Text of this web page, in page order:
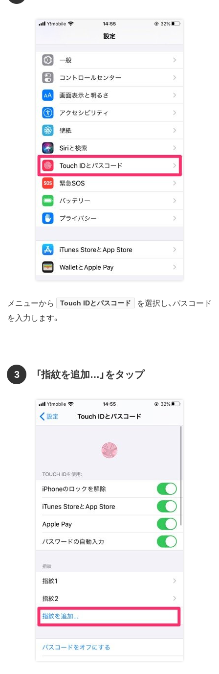
メニューから Touch IDとパスコード
を選択し、パスコード
を入力します。
3 「指紋を追加…」をタップ